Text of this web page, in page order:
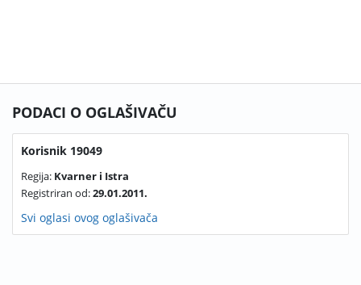
PODACI O OGLAŠIVAČU
Korisnik 19049
Regija: Kvarner i Istra
Registriran od:29.01.2011.
Svi oglasi ovog oglašivača